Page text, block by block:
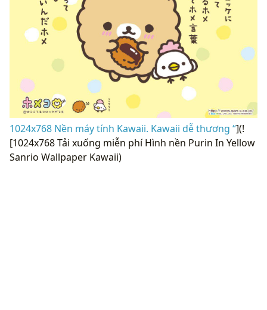
1024x768 Nền máy tính Kawaii. Kawaii dễ thương “](!
[1024x768 Tải xuống miễn phí Hình nền Purin In Yellow
Sanrio Wallpaper Kawaii)